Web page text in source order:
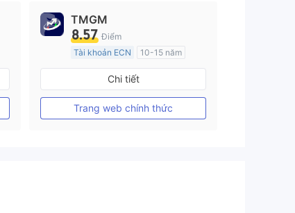
TMGM
8.57 Điểm
Tài khoản ECN
10-15 năm
Đăng ký tại Nước Úc
MT4 Chính thức
Chi tiết
Trang web chính thức